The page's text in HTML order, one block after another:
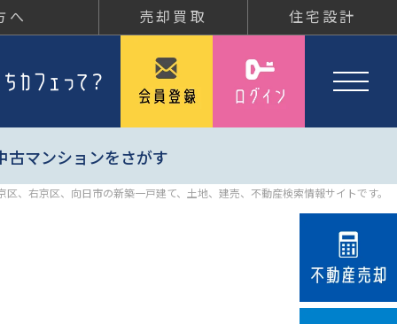
へ 売却買取 住宅設計
古マンションをさがす
、右京区、向日市の新築一戸建て、土地、建売、不動産検索情報サイトです。